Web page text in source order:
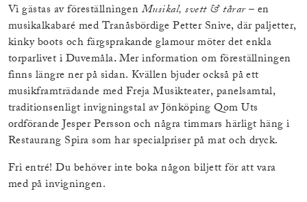
Vi gästas av föreställningenMusikal, svett & tårar– en
musikalkabaré med Tranåsbördige Petter Snive, där paljetter,
kinky boots och färgsprakande glamour möter det enkla
torparlivet i Duvemåla.Mer information om föreställningen
finns längre ner på sidan. Kvällen bjuder också på ett
musikframträdande med Freja Musikteater, panelsamtal,
traditionsenligt invigningstal av Jönköping Qom Uts
ordförande Jesper Persson och några timmars härligt häng i
Restaurang Spira som har specialpriser på mat och dryck.
Fri entré! Du behöver inte boka någon biljett för att vara
med på invigningen.